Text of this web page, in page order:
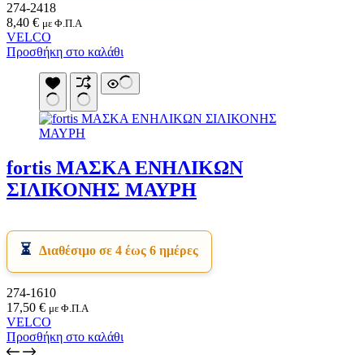
274-2418
8,40 € με Φ.Π.Α
VELCO
Προσθήκη στο καλάθι
fortis ΜΑΣΚΑ ΕΝΗΛΙΚΩΝ
ΣΙΛΙΚΟΝΗΣ ΜΑΥΡΗ
Διαθέσιμο σε 4 έως 6 ημέρες
274-1610
17,50 € με Φ.Π.Α
VELCO
Προσθήκη στο καλάθι